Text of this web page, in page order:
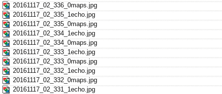
20161117_02_336_0maps.jpg
20161117_02_335_1echo.jpg
20161117_02_335_0maps.jpg
20161117_02_334_1echo.jpg
20161117_02_334_0maps.jpg
20161117_02_333_1echo.jpg
20161117_02_333_0maps.jpg
20161117_02_332_1echo.jpg
20161117_02_332_0maps.jpg
20161117_02_331_1echo.jpg